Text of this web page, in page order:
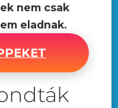
nem csak
eladnak.